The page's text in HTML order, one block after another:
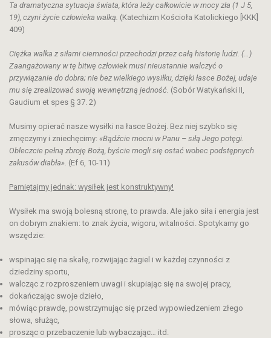
Ta dramatyczna sytuacja świata, która leży całkowicie w mocy zła (1 J 5,
19), czyni życie człowieka walką. (Katechizm Kościoła Katolickiego [KKK]
409)
Ciężka walka z siłami ciemności przechodzi przez całą historię ludzi. (…)
Zaangażowany w tę bitwę człowiek musi nieustannie walczyć o
przywiązanie do dobra; nie bez wielkiego wysiłku, dzięki łasce Bożej, udaje
mu się zrealizować swoją wewnętrzną jedność. (Sobór Watykański II,
Gaudium et spes § 37. 2)
Musimy opierać nasze wysiłki na łasce Bożej. Bez niej szybko się
zmęczymy i zniechęcimy: «Bądźcie mocni w Panu – siłą Jego potęgi.
Obleczcie pełną zbroję Bożą, byście mogli się ostać wobec podstępnych
zakusów diabła». (Ef 6, 10-11)
Pamiętajmy jednak: wysiłek jest konstruktywny!
Wysiłek ma swoją bolesną stronę, to prawda. Ale jako siła i energia jest
on dobrym znakiem: to znak życia, wigoru, witalności. Spotykamy go
wszędzie:
wspinając się na skałę, rozwijając żagiel i w każdej czynności z
dziedziny sportu,
walcząc z rozproszeniem uwagi i skupiając się na swojej pracy,
dokańczając swoje dzieło,
mówiąc prawdę, powstrzymując się przed wypowiedzeniem złego
słowa, służąc,
prosząc o przebaczenie lub wybaczając… itd.